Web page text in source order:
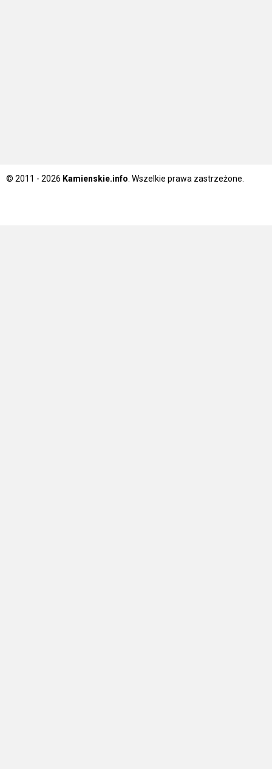
© 2011 - 2026 Kamienskie.info . Wszelkie prawa zastrzeżone.